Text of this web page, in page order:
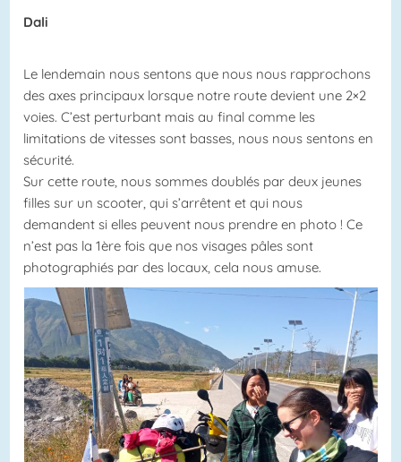
Dali
Le lendemain nous sentons que nous nous rapprochons
des axes principaux lorsque notre route devient une 2×2
voies. C’est perturbant mais au final comme les
limitations de vitesses sont basses, nous nous sentons en
sécurité.
Sur cette route, nous sommes doublés par deux jeunes
filles sur un scooter, qui s’arrêtent et qui nous
demandent si elles peuvent nous prendre en photo ! Ce
n’est pas la 1ère fois que nos visages pâles sont
photographiés par des locaux, cela nous amuse.